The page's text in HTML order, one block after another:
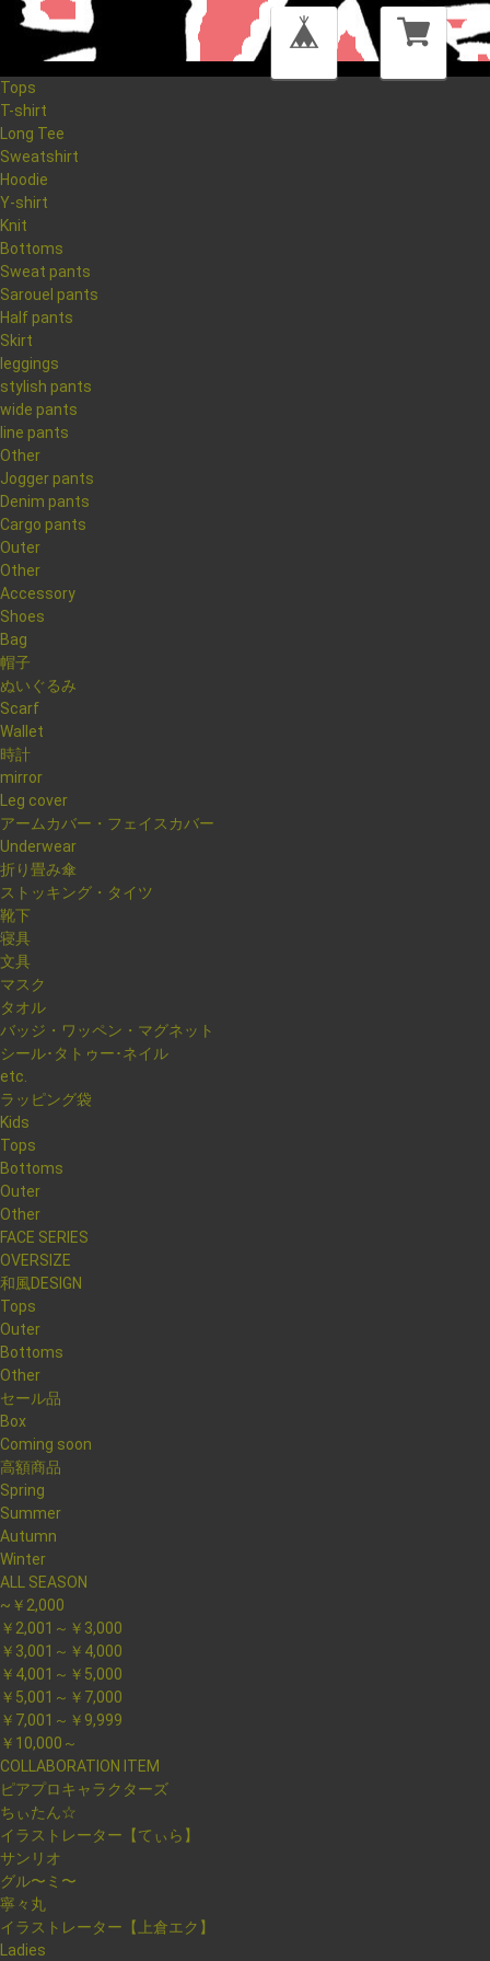
Tops
T-shirt
Long Tee
Sweatshirt
Hoodie
Y-shirt
Knit
Bottoms
Sweat pants
Sarouel pants
Half pants
Skirt
leggings
stylish pants
wide pants
line pants
Other
Jogger pants
Denim pants
Cargo pants
Outer
Other
Accessory
Shoes
Bag
帽子
ぬいぐるみ
Scarf
Wallet
時計
mirror
Leg cover
アームカバー・フェイスカバー
Underwear
折り畳み傘
ストッキング・タイツ
靴下
寝具
文具
マスク
タオル
バッジ・ワッペン・マグネット
シール･タトゥー･ネイル
etc.
ラッピング袋
Kids
Tops
Bottoms
Outer
Other
FACE SERIES
OVERSIZE
和風DESIGN
Tops
Outer
Bottoms
Other
セール品
Box
Coming soon
高額商品
Spring
Summer
Autumn
Winter
ALL SEASON
~￥2,000
￥2,001～￥3,000
￥3,001～￥4,000
￥4,001～￥5,000
￥5,001～￥7,000
￥7,001～￥9,999
￥10,000～
COLLABORATION ITEM
ピアプロキャラクターズ
ちぃたん☆
イラストレーター【てぃら】
サンリオ
グル〜ミ〜
寧々丸
イラストレーター【上倉エク】
Ladies